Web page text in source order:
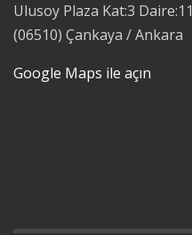
Ulusoy Plaza Kat:3 Daire:11
(06510) Çankaya / Ankara
Google Maps ile açın